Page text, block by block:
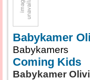
Babykamer
Babykamers
Coming Kids
Babykamer